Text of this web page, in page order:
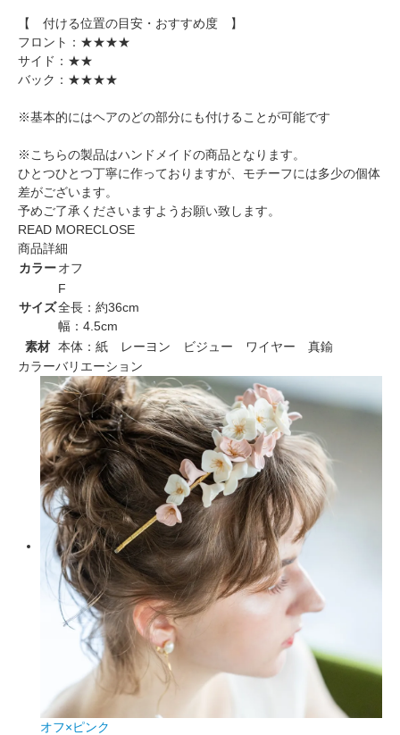
【 付ける位置の目安・おすすめ度 】
フロント：★★★★
サイド：★★
バック：★★★★
※基本的にはヘアのどの部分にも付けることが可能です
※こちらの製品はハンドメイドの商品となります。
ひとつひとつ丁寧に作っておりますが、モチーフには多少の個体
差がございます。
予めご了承くださいますようお願い致します。
READ MORECLOSE
商品詳細
カラーオフ
サイズ
F
全長：約36cm
幅：4.5cm
素材 本体：紙 レーヨン ビジュー ワイヤー 真鍮
カラーバリエーション
オフ×ピンク